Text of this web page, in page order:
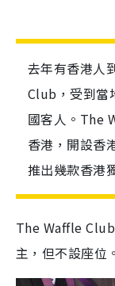
去年有香港人
Club，受到當
國客人。The
香港，開設香
推出幾款香港
The Waffle
主，但不設座位。